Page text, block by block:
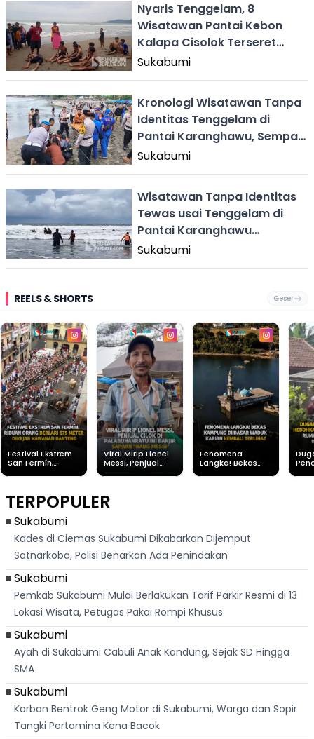
Nyaris Tenggelam, 8
Wisatawan Pantai Kebon
Kalapa Cisolok Terseret
Ombak Saat Main Bola
Sukabumi
Kronologi Wisatawan Tanpa
Identitas Tenggelam di
Pantai Karanghawu, Sempat
Sadar Saat Dievakuasi
Sukabumi
Wisatawan Tanpa Identitas
Tewas usai Tenggelam di
Pantai Karanghawu
Sukabumi
Sukabumi
REELS & SHORTS Geser
Festival Ekstrem
San Fermín,
Banteng
Viral Mirip Lionel
Messi, Penjual
"Bang Messi"
Fenomena
Langka! Bekas
TERPOPULER
Sukabumi
Kades di Ciemas Sukabumi Dikabarkan Dijemput
Satnarkoba, Polisi Benarkan Ada Penindakan
Sukabumi
Pemkab Sukabumi Mulai Berlakukan Tarif Parkir Resmi di 13
Lokasi Wisata, Petugas Pakai Rompi Khusus
Sukabumi
Ayah di Sukabumi Cabuli Anak Kandung, Sejak SD Hingga
SMA
Sukabumi
Korban Bentrok Geng Motor di Sukabumi, Warga dan Sopir
Tangki Pertamina Kena Bacok